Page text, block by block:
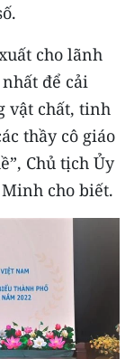
cho lãnh
để cải
vật chất, tinh
thầy cô giáo
Chủ tịch Ủy
cho biết.